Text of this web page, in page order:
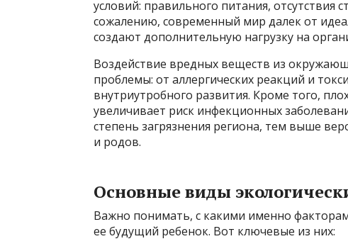
условий: правильного питания, отсутствия
сожалению, современный мир далек от
создают дополнительную нагрузку на
Воздействие вредных веществ из
проблемы: от аллергических реакций и
внутриутробного развития. Кроме того,
увеличивает риск инфекционных
степень загрязнения региона, тем выше
и родов.
Основные виды
Важно понимать, с какими именно
ее будущий ребенок. Вот ключевые из них: